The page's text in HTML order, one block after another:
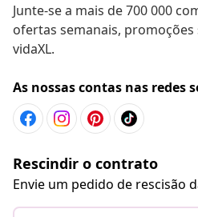
Junte-se a mais de 700 000
ofertas semanais, promoções
vidaXL.
As nossas contas nas redes
Rescindir o contrato
Envie um pedido de rescisão